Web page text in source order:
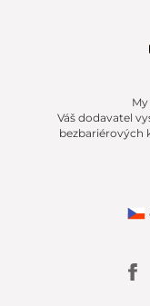
Váš dodavatel
bezbariérových